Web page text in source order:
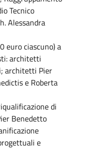
Tecnico
Alessandra
euro ciascuno) a
architetti
architetti Pier
e Roberta
di
Benedetto
e